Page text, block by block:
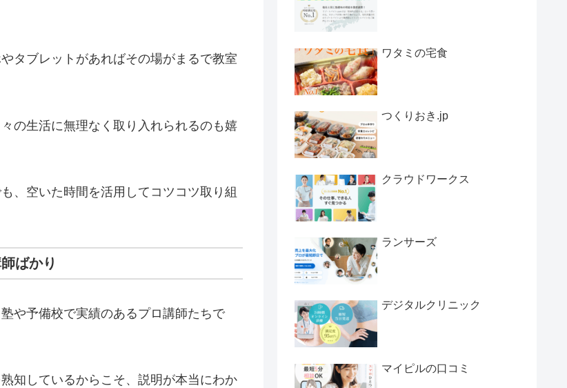
タブレットがあればその場がまるで教室
の生活に無理なく取り入れられるのも嬉
、空いた時間を活用してコツコツ取り組
ばかり
や予備校で実績のあるプロ講師たちで
知しているからこそ、説明が本当にわか
ワタミの宅食
つくりおき.jp
クラウドワークス
ランサーズ
デジタルクリニック
マイピルの口コミ